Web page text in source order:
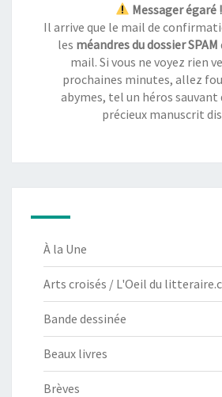
Messager égaré !
Il arrive que le mail de
les méandres du dossier SPAM
mail. Si vous ne voyez rien
prochaines minutes, allez
abymes, tel un héros sauvant
précieux manuscrit
À la Une
Arts croisés / L'Oeil du
Bande dessinée
Beaux livres
Brèves